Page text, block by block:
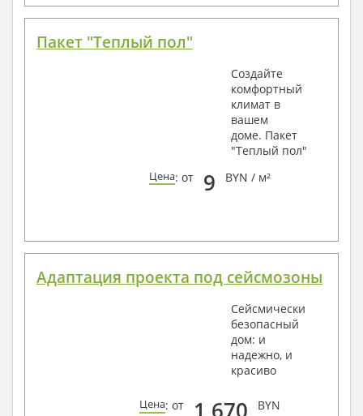
Пакет "Теплый пол"
Создайте
комфортный
климат в
вашем
доме. Пакет
"Теплый пол"
Цена: от 9 BYN / м²
Адаптация проекта под сейсмозоны
Сейсмически
безопасный
дом: и
надежно, и
красиво
Цена: от BYN